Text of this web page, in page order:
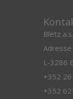
Blëtz
Adresse
L-3286
+352 26
+352